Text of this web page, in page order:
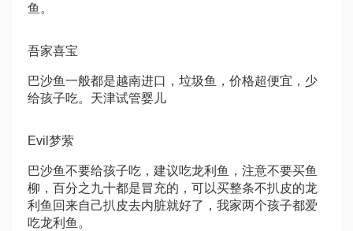
鱼。
吾家喜宝
巴沙鱼一般都是越南进口，垃圾鱼，价格超便宜，少
给孩子吃。 天津试管婴儿
Evil梦萦
巴沙鱼不要给孩子吃，建议吃龙利鱼，注意不要买鱼
柳，百分之九十都是冒充的，可以买整条不扒皮的龙
利鱼回来自己扒皮去内脏就好了，我家两个孩子都爱
吃龙利鱼。